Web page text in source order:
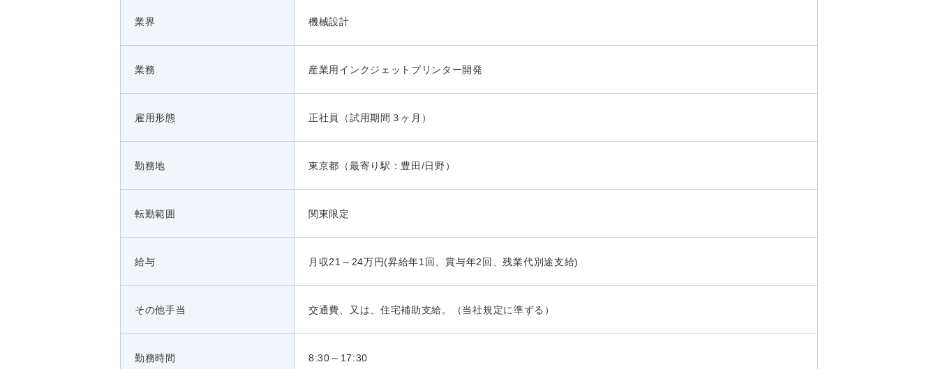
業界 機械設計
業務 産業用インクジェットプリンター開発
雇用形態 正社員（試用期間３ヶ月）
勤務地 東京都（最寄り駅：豊田/日野）
転勤範囲 関東限定
給与 月収21～24万円(昇給年1回、賞与年2回、残業代別途支給)
その他手当 交通費、又は、住宅補助支給。（当社規定に準ずる）
勤務時間 8:30～17:30